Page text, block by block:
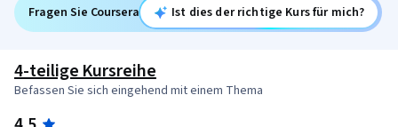
Fragen Sie Coursera Ist dies der richtige Kurs für mich?
4-teilige Kursreihe
Befassen Sie sich eingehend mit einem Thema